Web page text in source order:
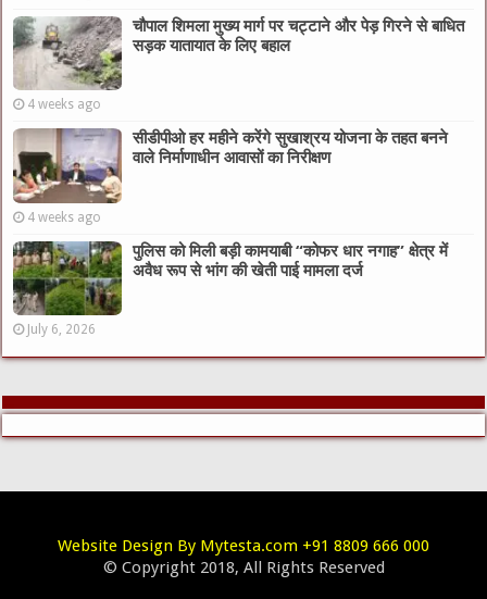
चौपाल शिमला मुख्य मार्ग पर चट्टाने और पेड़ गिरने से बाधित
सड़क यातायात के लिए बहाल
4 weeks ago
सीडीपीओ हर महीने करेंगे सुखाश्रय योजना के तहत बनने
वाले निर्माणाधीन आवासों का निरीक्षण
4 weeks ago
पुलिस को मिली बड़ी कामयाबी “कोफर धार नगाह” क्षेत्र में
अवैध रूप से भांग की खेती पाई मामला दर्ज
July 6, 2026
Website Design By Mytesta.com +91 8809 666 000
© Copyright 2018, All Rights Reserved